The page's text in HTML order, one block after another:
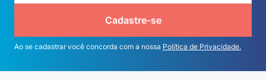
Cadastre-se
Ao se cadastrar você concorda com a nossa Política de Privacidade.